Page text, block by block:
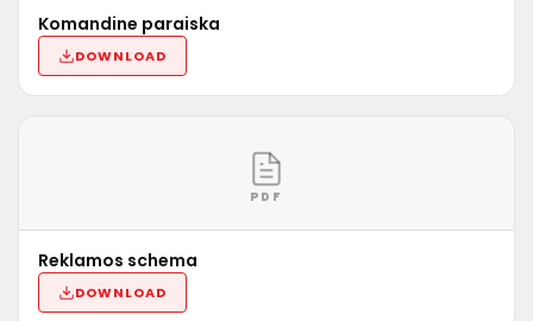
Komandine paraiska
DOWNLOAD
PDF
Reklamos schema
DOWNLOAD